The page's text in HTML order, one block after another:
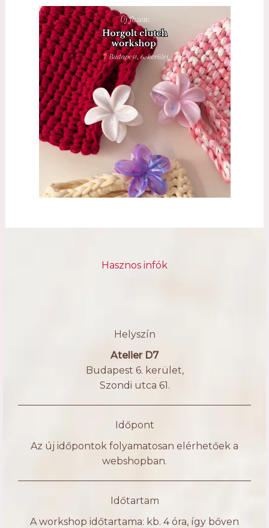
Hasznos infók
Helyszín
Atelier D7
Budapest 6. kerület,
Szondi utca 61.
Időpont
Az új időpontok folyamatosan elérhetőek a
webshopban.
Időtartam
A workshop időtartama: kb. 4 óra, így bőven